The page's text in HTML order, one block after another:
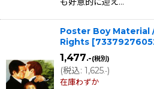
Poster Boy Material
Rights [
1,477.-(税別)
(税込: 1,625.-)
在庫わずか